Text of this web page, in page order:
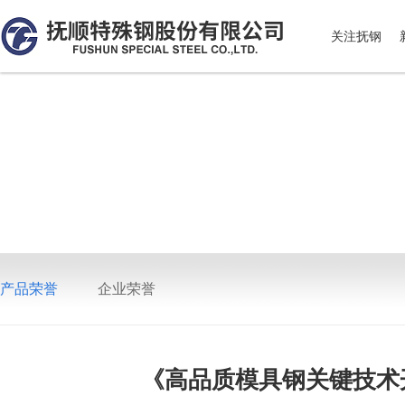
关注抚钢
产品荣誉 企业荣誉
《高品质模具钢关键技